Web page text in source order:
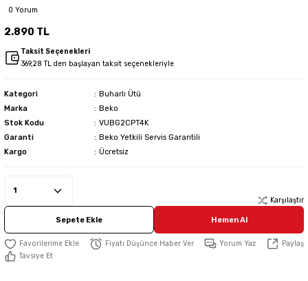
0 Yorum
2.890 TL
Taksit Seçenekleri
369,28 TL den başlayan taksit seçenekleriyle
Kategori
Buharlı Ütü
Marka
Beko
Stok Kodu
VUBG2CPT4K
Garanti
Beko Yetkili Servis Garantili
Kargo
Ücretsiz
Karşılaştır
Sepete Ekle Hemen Al
Fiyatı Düşünce Haber Ver Yorum Yaz
Paylaş
Tavsiye Et